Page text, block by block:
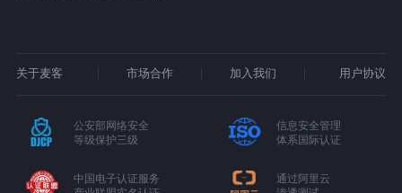
关于麦客 市场合作 加入我们 用户协议
公安部网络安全
等级保护三级
信息安全管理
体系国际认证
中国电子认证服务
通过阿里云